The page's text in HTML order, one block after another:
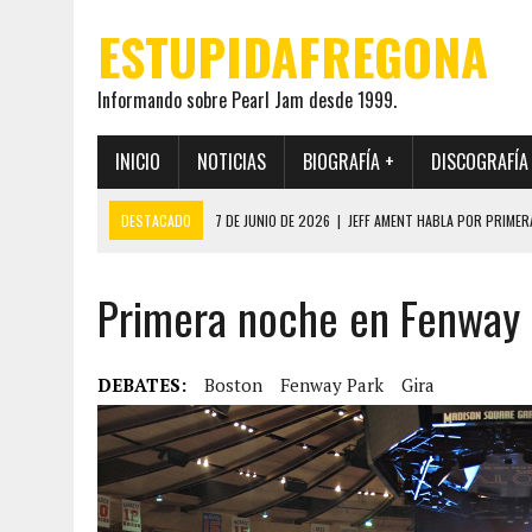
ESTUPIDAFREGONA
Informando sobre Pearl Jam desde 1999.
INICIO NOTICIAS BIOGRAFÍA +
DESTACADO 7 DE JUNIO DE 2026 | JEFF AMENT HABLA POR
19 DE MAYO DE 2026
EL ENCUENTRO ENTRE NEIL YOUNG Y PEARL
12 DE MAYO DE 2026
PEARL JAM REAPARECEN EN OHANA 2026 EN
28 DE JULIO DE 2026
JEFF AMENT PUBLICA SINCE FOREVER, UN
Primera noche en
DEBATES: Boston Fenway Park Gira